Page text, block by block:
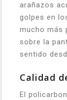
arañazos
golpes en
mucho más
sobre la
sentido
Calidad
El